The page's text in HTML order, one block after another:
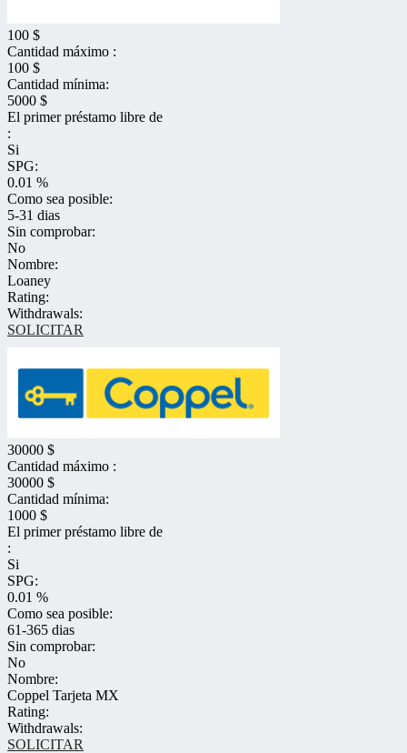
100 $
Cantidad máximo :
100 $
Cantidad mínima:
5000 $
El primer préstamo libre de
:
Si
SPG:
0.01 %
Como sea posible:
5-31 dias
Sin comprobar:
No
Nombre:
Loaney
Rating:
Withdrawals:
SOLICITAR
30000 $
Cantidad máximo :
30000 $
Cantidad mínima:
1000 $
El primer préstamo libre de
:
Si
SPG:
0.01 %
Como sea posible:
61-365 dias
Sin comprobar:
No
Nombre:
Coppel Tarjeta MX
Rating:
Withdrawals:
SOLICITAR